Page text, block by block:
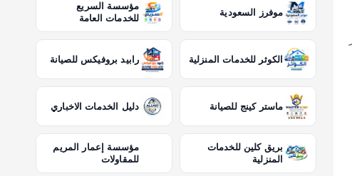
موفرز السعودية
مؤسسة السريع
للخدمات العامة
الكوثر للخدمات المنزلية رابيد بروفيكس للصيانة
ماستر كينج للصيانة دليل الخدمات الاخباري
بريق كلين للخدمات
المنزلية
مؤسسة إعمار المريم
للمقاولات